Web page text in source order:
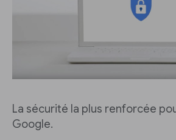
La sécurité la plus renforcée
Google.